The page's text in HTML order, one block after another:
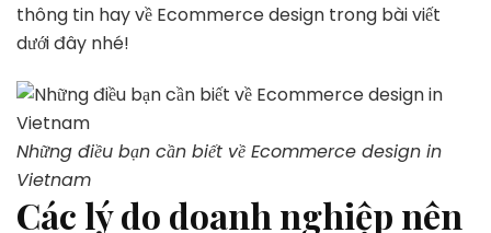
thông tin hay về Ecommerce design trong bài viết
dưới đây nhé!
Những điều bạn cần biết về Ecommerce design in
Vietnam
Các lý do doanh nghiệp nên